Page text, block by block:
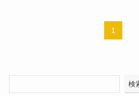
1
検